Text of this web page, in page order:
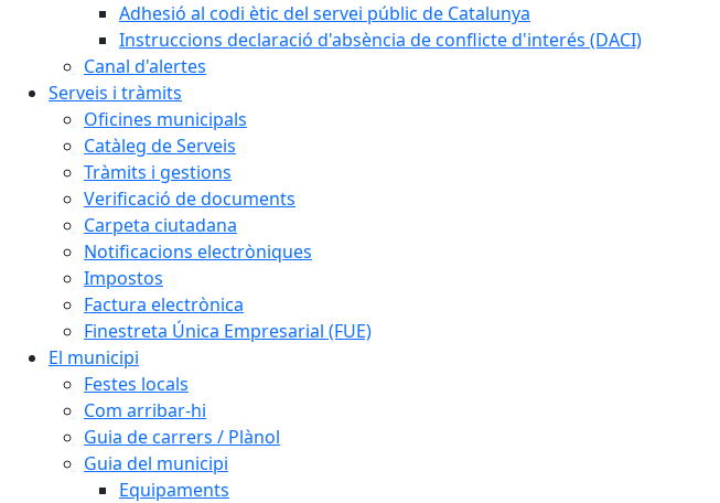
Adhesió al codi ètic del servei públic de Catalunya
Instruccions declaració d'absència de conflicte d'interés (DACI)
Canal d'alertes
Serveis i tràmits
Oficines municipals
Catàleg de Serveis
Tràmits i gestions
Verificació de documents
Carpeta ciutadana
Notificacions electròniques
Impostos
Factura electrònica
Finestreta Única Empresarial (FUE)
El municipi
Festes locals
Com arribar-hi
Guia de carrers / Plànol
Guia del municipi
Equipaments